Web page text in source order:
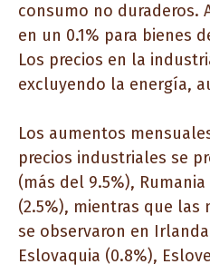
consumo no duraderos.
en un 0.1% para bienes
Los precios en la
excluyendo la energía,
Los aumentos
precios industriales se
(más del 9.5%),
(2.5%), mientras que las
se observaron en Irlanda
Eslovaquia (0.8%),